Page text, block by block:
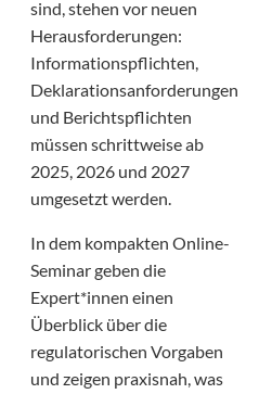
sind, stehen vor neuen
Herausforderungen:
Informationspflichten,
Deklarationsanforderungen
und Berichtspflichten
müssen schrittweise ab
2025, 2026 und 2027
umgesetzt werden.
In dem kompakten Online-
Seminar geben die
Expert*innen einen
Überblick über die
regulatorischen Vorgaben
und zeigen praxisnah, was